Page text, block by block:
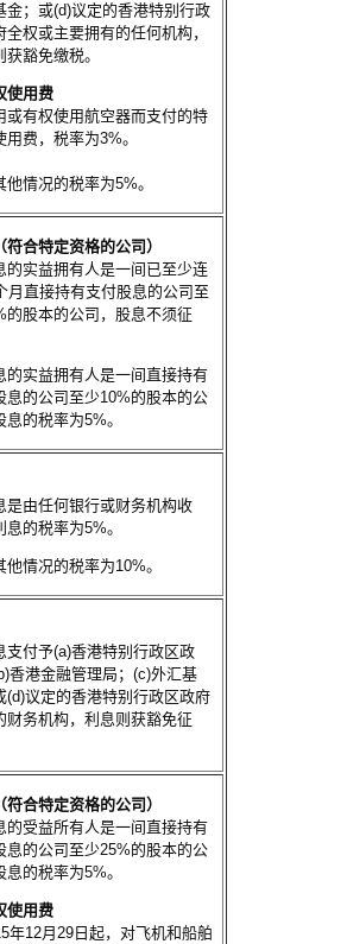
金；或(d)议定的香港特别行政
全权或主要拥有的任何机构，
获豁免缴税。
使用费
或有权使用航空器而支付的特
用费，税率为3%。
他情况的税率为5%。
符合特定资格的公司）
的实益拥有人是一间已至少连
月直接持有支付股息的公司至
的股本的公司，股息不须征
的实益拥有人是一间直接持有
息的公司至少10%的股本的公
息的税率为5%。
是由任何银行或财务机构收
息的税率为5%。
他情况的税率为10%。
支付予(a)香港特别行政区政
香港金融管理局；(c)外汇基
(d)议定的香港特别行政区政府
财务机构，利息则获豁免征
符合特定资格的公司）
的受益所有人是一间直接持有
息的公司至少25%的股本的公
息的税率为5%。
使用费
年12月29日起，对飞机和船舶